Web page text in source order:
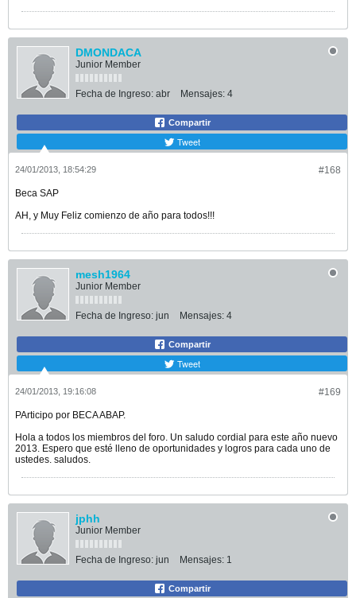
DMONDACA
Junior Member
Fecha de Ingreso: abr Mensajes: 4
Compartir
Tweet
#168
24/01/2013, 18:54:29
Beca SAP
AH, y Muy Feliz comienzo de año para todos!!!
mesh1964
Junior Member
Fecha de Ingreso: jun Mensajes: 4
Compartir
Tweet
#169
24/01/2013, 19:16:08
PArticipo por BECA ABAP.
Hola a todos los miembros del foro. Un saludo cordial para este año nuevo
2013. Espero que esté lleno de oportunidades y logros para cada uno de
ustedes. saludos.
jphh
Junior Member
Fecha de Ingreso: jun Mensajes: 1
Compartir